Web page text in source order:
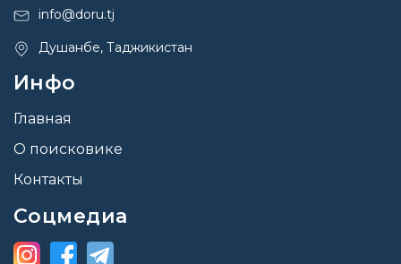
info@doru.tj
Душанбе, Таджикистан
Инфо
Главная
О поисковике
Контакты
Соцмедиа